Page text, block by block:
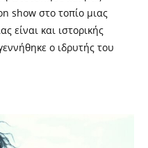
show στο τοπίο μιας
είναι και ιστορικής
ο ιδρυτής του